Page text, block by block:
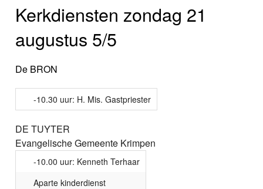
Kerkdiensten zondag 21
augustus 5/5
De BRON
-10.30 uur: H. Mis. Gastpriester
DE TUYTER
Evangelische Gemeente Krimpen
-10.00 uur: Kenneth Terhaar
Aparte kinderdienst